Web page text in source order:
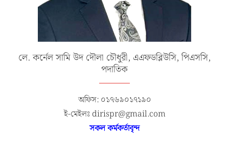
লে. কর্নেল সামি উদ দৌলা চৌধুরী, এএফডব্লিউসি, পিএসসি,
পদাতিক
অফিস: ০১৭৬৯০১৭১৯০
ই-মেইলঃ dirispr@gmail.com
সকল কর্মকর্তাবৃন্দ